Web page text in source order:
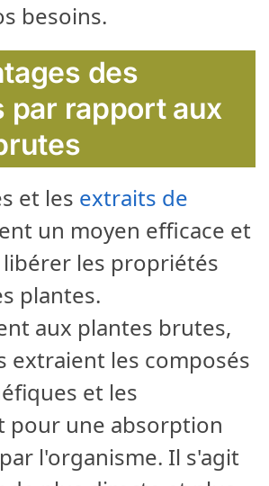
besoins.
des
par rapport aux
et les extraits de
un moyen efficace et
les propriétés
plantes.
aux plantes brutes,
extraient les composés
et les
pour une absorption
l'organisme. Il s'agit